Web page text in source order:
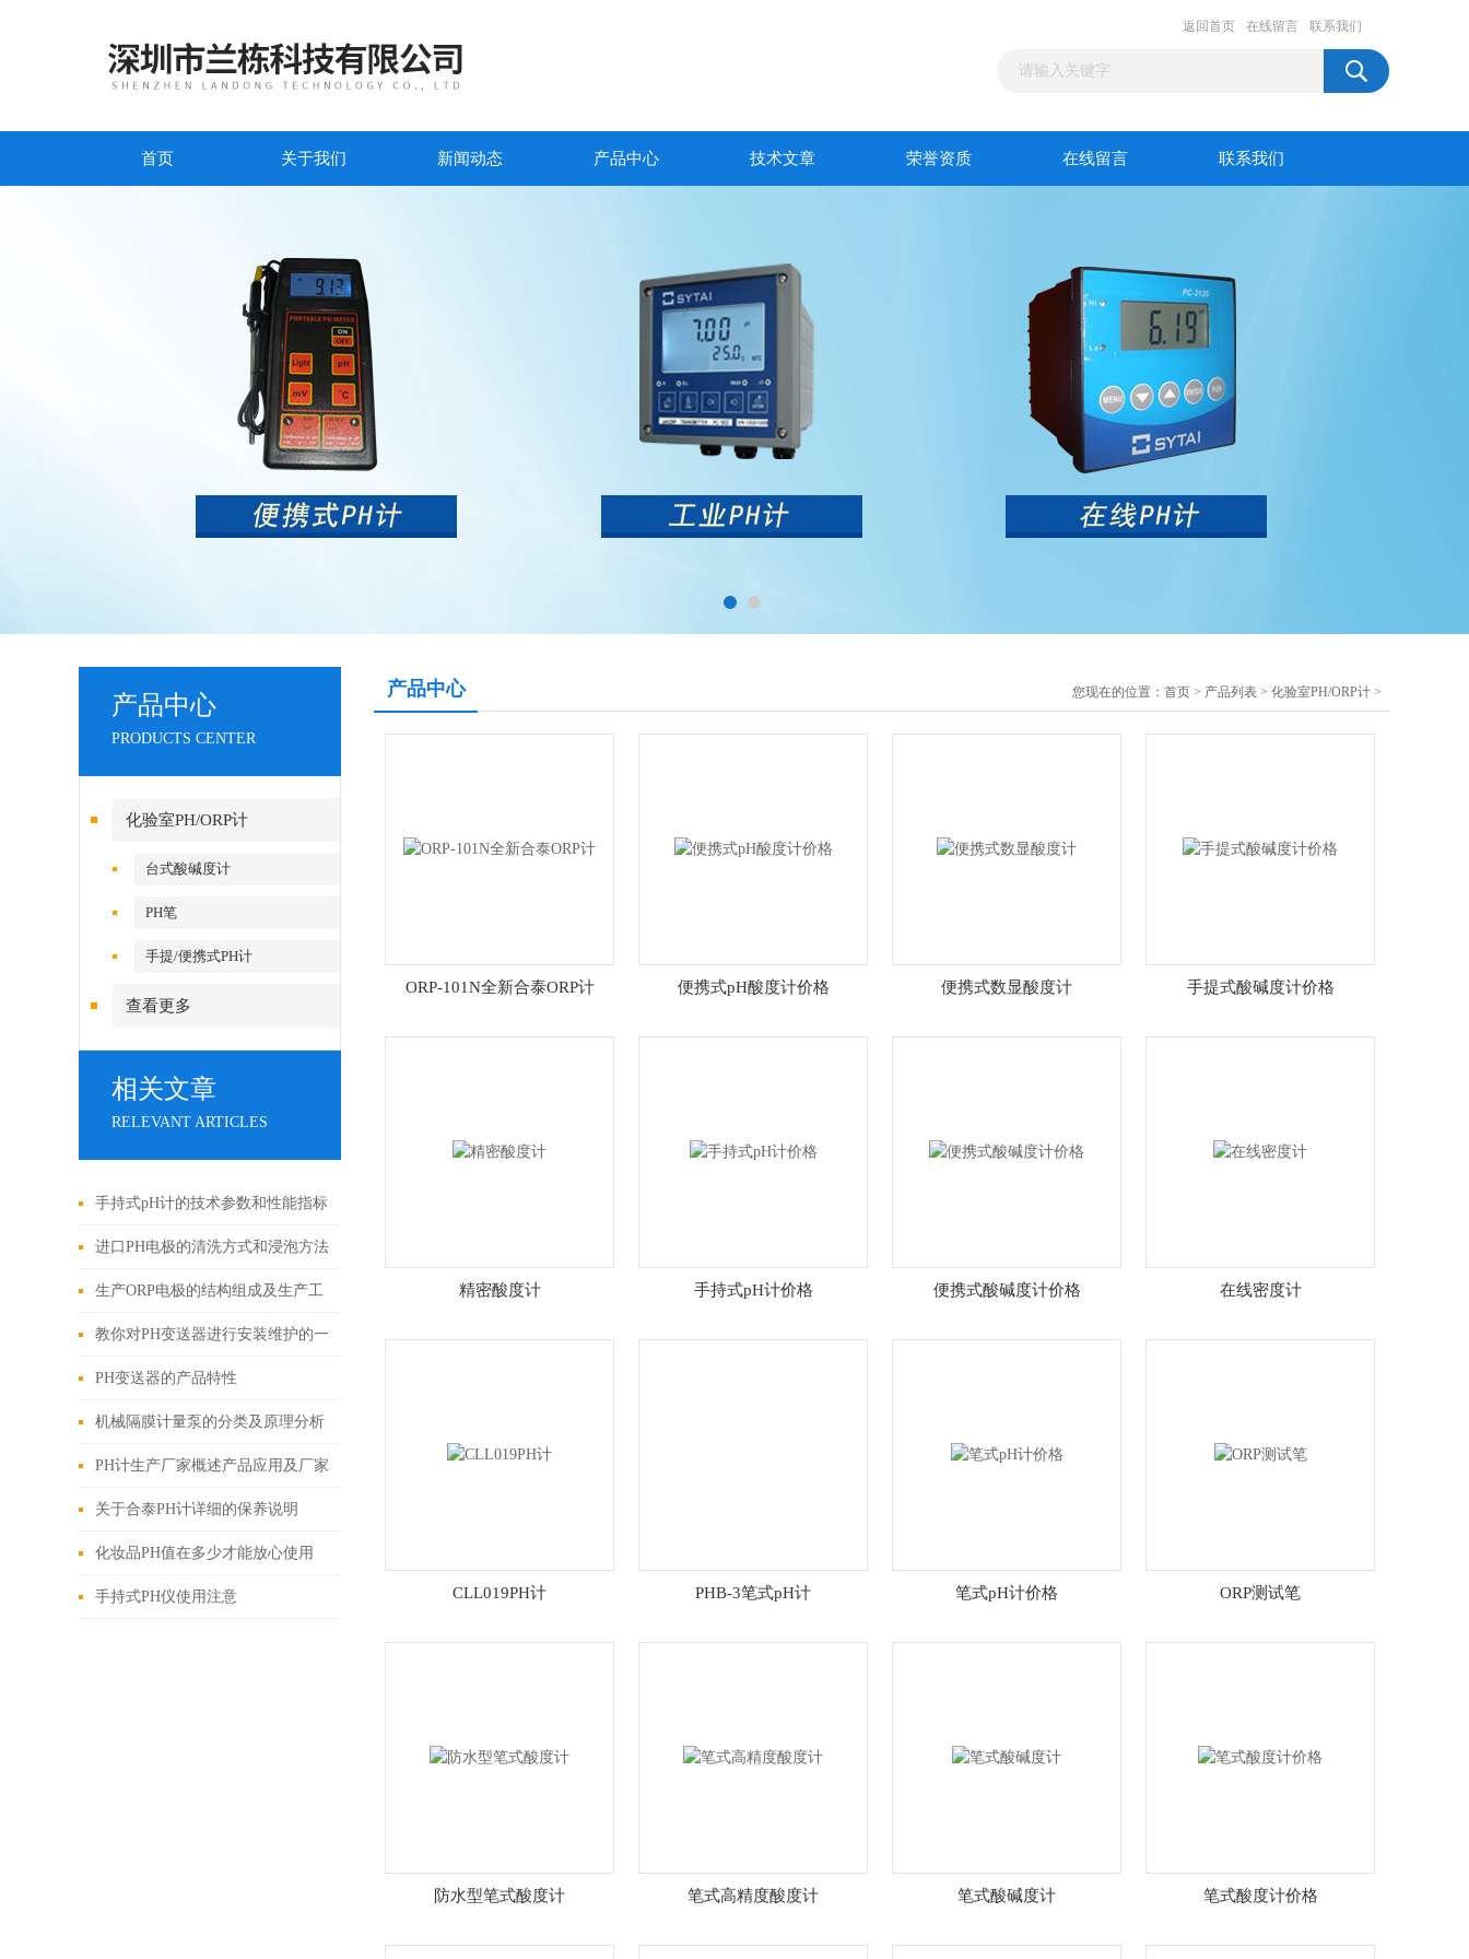
返回首页 在线留言 联系我们
首页 关于我们 新闻动态 产品中心 技术文章 荣誉资质 在线留言 联系我们
产品中心
PRODUCTS CENTER
化验室PH/ORP计
台式酸碱度计
PH笔
手提/便携式PH计
查看更多
相关文章
RELEVANT ARTICLES
手持式pH计的技术参数和性能指标
进口PH电极的清洗方式和浸泡方法
生产ORP电极的结构组成及生产工
艺
教你对PH变送器进行安装维护的一
些方法技巧
PH变送器的产品特性
机械隔膜计量泵的分类及原理分析
PH计生产厂家概述产品应用及厂家
关于合泰PH计详细的保养说明
化妆品PH值在多少才能放心使用
手持式PH仪使用注意
产品中心 您现在的位置： 首页 > 产品列表 > 化验室PH/ORP计 >
ORP-101N全新合泰ORP计 便携式pH酸度计价格 便携式数显酸度计 手提式酸碱度计价格
精密酸度计 手持式pH计价格 便携式酸碱度计价格 在线密度计
CLL019PH计 PHB-3笔式pH计 笔式pH计价格 ORP测试笔
防水型笔式酸度计 笔式高精度酸度计 笔式酸碱度计 笔式酸度计价格